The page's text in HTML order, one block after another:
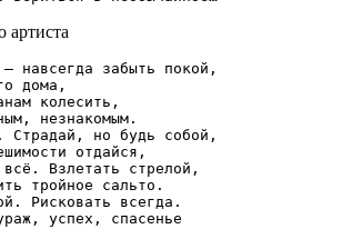
артиста
навсегда забыть покой,
дома,
колесить,
незнакомым.
Страдай, но будь собой,
отдайся,
Взлетать стрелой,
тройное сальто.
Рисковать всегда.
успех, спасенье